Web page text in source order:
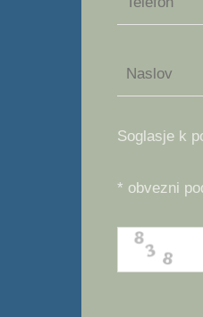
Soglasje k
* obvezni